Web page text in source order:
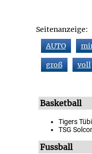
Seitenanzeige:
AUTO
groß voll
Basketball
Tigers
TSG
Fussball